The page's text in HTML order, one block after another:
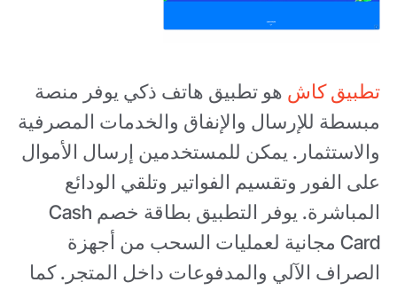
تطبيق كاش هو تطبيق هاتف ذكي يوفر منصة
مبسطة للإرسال والإنفاق والخدمات المصرفية
والاستثمار. يمكن للمستخدمين إرسال الأموال
على الفور وتقسيم الفواتير وتلقي الودائع
المباشرة. يوفر التطبيق بطاقة خصم Cash
Card مجانية لعمليات السحب من أجهزة
الصراف الآلي والمدفوعات داخل المتجر. كما